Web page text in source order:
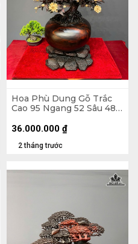
Hoa Phù Dung Gỗ Trắc
Cao 95 Ngang 52 Sâu 48
35 (cm)
2 tháng trước
36.000.000 ₫